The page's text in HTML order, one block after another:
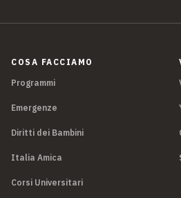
COSA FACCIAMO
Programmi
Emergenze
Diritti dei Bambini
Italia Amica
Corsi Universitari